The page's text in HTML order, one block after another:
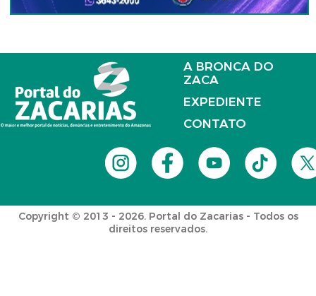
A BRONCA DO
ZACA
EXPEDIENTE
CONTATO
Copyright © 2013 - 2026. Portal do Zacarias - Todos os
direitos reservados.